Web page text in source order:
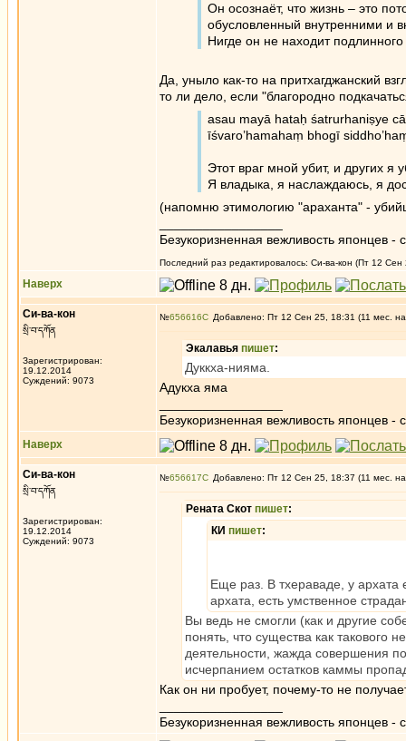
Он осознаёт, что жизнь – это
обусловленный внутренними и
Нигде он не находит
Да, уныло как-то на притхагджанский
то ли дело, если "благородно
asau mayā hataḥ śatrurhaniṣye
īśvaro’hamahaṃ bhogī
Этот враг мной убит, и других я
Я владыка, я наслаждаюсь, я
(напомню этимологию "араханта" -
Безукоризненная вежливость японцев -
Последний раз редактировалось: Си-ва-кон (Пт 12 Сен
Наверх
Си-ва-кон
སྲི་བ་དཀོན
Зарегистрирован:
19.12.2014
Суждений: 9073
№656616 Добавлено: Пт 12 Сен 25, 18:31 (11 мес.
Экалавья пишет:
Дуккха-нияма.
Адукха яма
Безукоризненная вежливость японцев -
Наверх
Си-ва-кон
སྲི་བ་དཀོན
Зарегистрирован:
19.12.2014
Суждений: 9073
№656617 Добавлено: Пт 12 Сен 25, 18:37 (11 мес.
Рената Скот пишет:
КИ пишет:
Еще раз. В тхераваде, у архата
архата, есть умственное
Вы ведь не смогли (как и другие
понять, что существа как такового
деятельности, жажда совершения
исчерпанием остатков каммы
Как он ни пробует, почему-то не
Безукоризненная вежливость японцев -